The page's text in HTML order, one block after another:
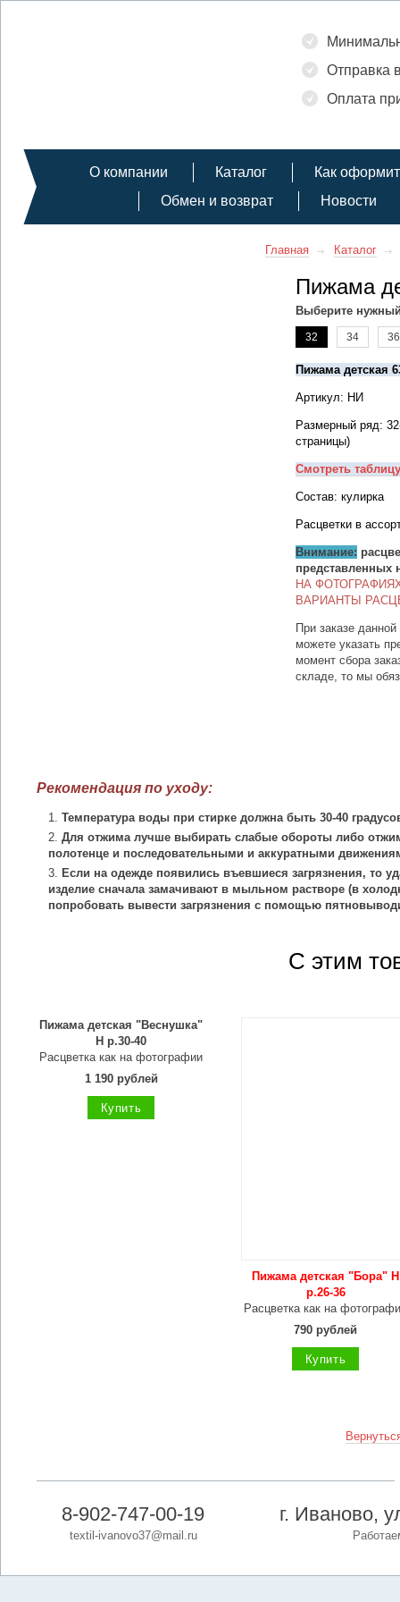
Отправка
Оплата
О компании Каталог
Как
Обмен и возврат
Новости
Главная Каталог
Пижама
Выберите
32 34 36
Пижама детская
Артикул: НИ
Размерный ряд:
страницы)
Смотреть
Состав: кулирка
Расцветки в
Внимание:
представленных
НА
ВАРИАНТЫ
При заказе
можете указать
момент сбора
складе, то мы
Рекомендация по уходу:
Температура воды при стирке должна быть 30-40
Для отжима лучше выбирать слабые обороты либо
полотенце и последовательными и аккуратными
Если на одежде появились въевшиеся загрязнения, то
изделие сначала замачивают в мыльном растворе (в
попробовать вывести загрязнения с помощью
С этим
Пижама детская "Веснушка"
Н р.30-40
Расцветка как на фотографии
1 190 рублей
Купить
Пижама детская "Бора" Н
р.26-36
Расцветка как на
790 рублей
Купить
8-902-747-00-19
textil-ivanovo37@mail.ru
г. Иваново,